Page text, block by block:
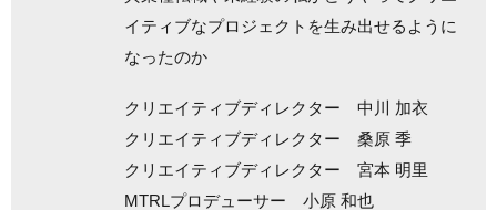
イティブなプロジェクトを生み出せるように
なったのか
クリエイティブディレクター 中川 加衣
クリエイティブディレクター 桑原 季
クリエイティブディレクター 宮本 明里
MTRLプロデューサー 小原 和也